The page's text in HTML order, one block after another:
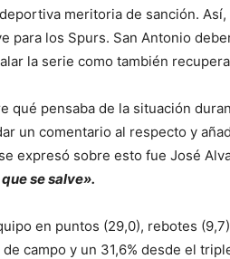
meritoria de sanción. Así,
para los Spurs. San Antonio
la serie como también
qué pensaba de la situación
un comentario al respecto y
expresó sobre esto fue José
se salve».
en puntos (29,0), rebotes
campo y un 31,6% desde el